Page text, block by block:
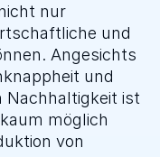
nur
und
Angesichts
und
Nachhaltigkeit ist
möglich
von